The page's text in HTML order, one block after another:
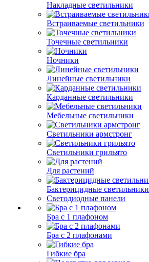
Накладные светильники
Встраиваемые светильники
Точечные светильники
Ночники
Линейные светильники
Карданные светильники
Мебельные светильники
Светильники армстронг
Светильники грильято
Для растений
Бактерицидные светильники
Светодиодные панели
Бра с 1 плафоном
Бра с 2 плафонами
Гибкие бра